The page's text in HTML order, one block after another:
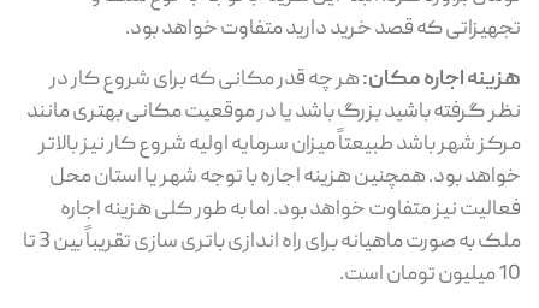
تجهیزاتی که قصد خرید دارید متفاوت خواهد بود.
هزینه اجاره مکان:هر چه قدر مکانی که برای شروع کار در
نظر گرفته باشید بزرگ باشد یا در موقعیت مکانی بهتری مانند
مرکز شهر باشد طبیعتاً میزان سرمایه اولیه شروع کار نیز بالاتر
خواهد بود. همچنین هزینه اجاره با توجه شهر یا استان محل
فعالیت نیز متفاوت خواهد بود. اما به طور کلی هزینه اجاره
ملک به صورت ماهیانه برای راه اندازی باتری سازی تقریباً بین 3 تا
10 میلیون تومان است.